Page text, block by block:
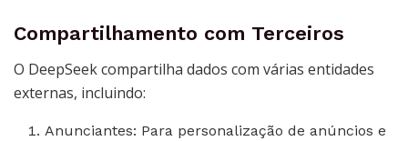
Compartilhamento com Terceiros
O DeepSeek compartilha dados com várias entidades
externas, incluindo:
Anunciantes: Para personalização de anúncios e